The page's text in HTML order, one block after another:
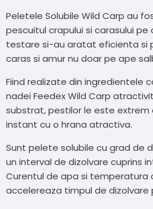
Peletele Solubile Wild Carp au
pescuitul crapului si carasului pe
testare si-au aratat eficienta si
caras si amur nu doar pe ape
Fiind realizate din ingredientele
nadei Feedex Wild Carp
substrat, pestilor le este extrem
instant cu o hrana atractiva.
Sunt pelete solubile cu grad de
un interval de dizolvare cuprins
Curentul de apa si temperatura
accelereaza timpul de dizolvare